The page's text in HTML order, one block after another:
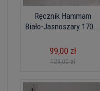
Ręcznik Hammam
Biało-Jasnoszary 170...
99,00 zł
129,00 zł